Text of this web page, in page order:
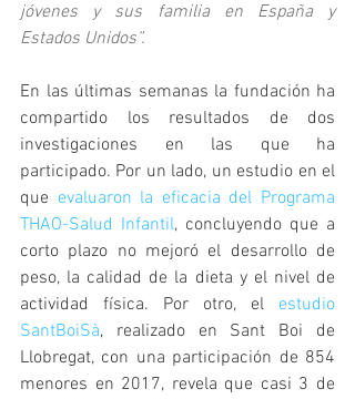
jóvenes y sus familia en España y
Estados Unidos”.
En las últimas semanas la fundación ha
compartido los resultados de dos
investigaciones en las que ha
participado. Por un lado, un estudio en el
que evaluaron la eficacia del Programa
THAO-Salud Infantil, concluyendo que a
corto plazo no mejoró el desarrollo de
peso, la calidad de la dieta y el nivel de
actividad física. Por otro, el estudio
SantBoiSà, realizado en Sant Boi de
Llobregat, con una participación de 854
menores en 2017, revela que casi 3 de